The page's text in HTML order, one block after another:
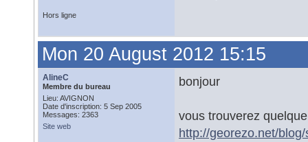
Hors ligne
Mon 20 August 2012 15:15
AlineC
Membre du bureau
Lieu: AVIGNON
Date d'inscription: 5 Sep 2005
Messages: 2363
Site web
bonjour
vous trouverez
http://georezo.net/